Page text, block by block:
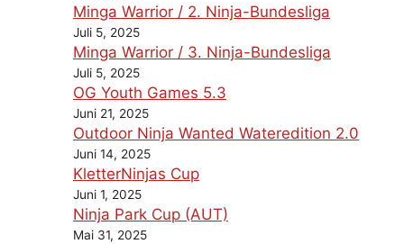
Minga Warrior / 2. Ninja-Bundesliga
Juli 5, 2025
Minga Warrior / 3. Ninja-Bundesliga
Juli 5, 2025
OG Youth Games 5.3
Juni 21, 2025
Outdoor Ninja Wanted Wateredition 2.0
Juni 14, 2025
KletterNinjas Cup
Juni 1, 2025
Ninja Park Cup (AUT)
Mai 31, 2025